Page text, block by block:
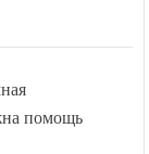
помощь